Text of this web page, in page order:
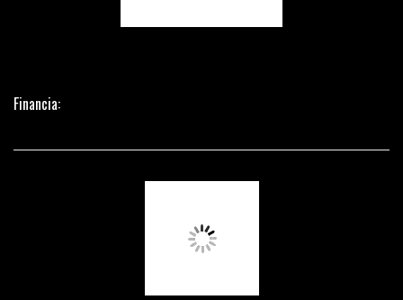
Financia: